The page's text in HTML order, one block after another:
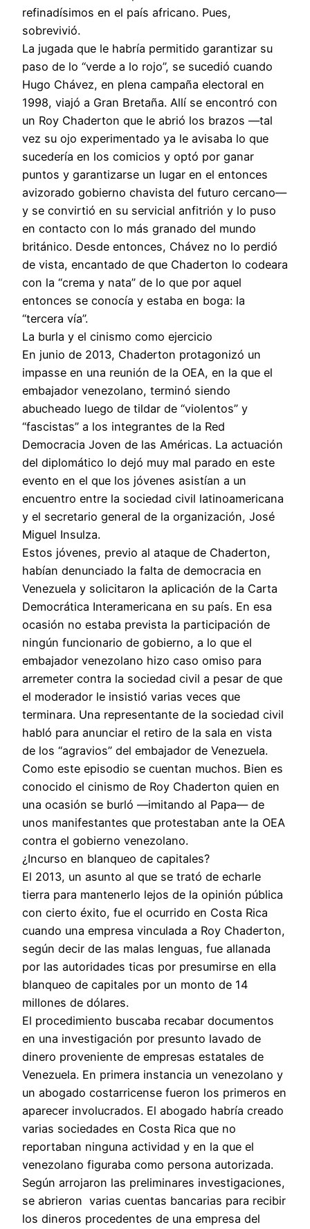
refinadísimos en el país africano. Pues,
sobrevivió.
La jugada que le habría permitido garantizar su
paso de lo “verde a lo rojo”, se sucedió cuando
Hugo Chávez, en plena campaña electoral en
1998, viajó a Gran Bretaña. Allí se encontró con
un Roy Chaderton que le abrió los brazos —tal
vez su ojo experimentado ya le avisaba lo que
sucedería en los comicios y optó por ganar
puntos y garantizarse un lugar en el entonces
avizorado gobierno chavista del futuro cercano—
y se convirtió en su servicial anfitrión y lo puso
en contacto con lo más granado del mundo
británico. Desde entonces, Chávez no lo perdió
de vista, encantado de que Chaderton lo codeara
con la “crema y nata” de lo que por aquel
entonces se conocía y estaba en boga: la
“tercera vía”.
La burla y el cinismo como ejercicio
En junio de 2013, Chaderton protagonizó un
impasse en una reunión de la OEA, en la que el
embajador venezolano, terminó siendo
abucheado luego de tildar de “violentos” y
“fascistas” a los integrantes de la Red
Democracia Joven de las Américas. La actuación
del diplomático lo dejó muy mal parado en este
evento en el que los jóvenes asistían a un
encuentro entre la sociedad civil latinoamericana
y el secretario general de la organización, José
Miguel Insulza.
Estos jóvenes, previo al ataque de Chaderton,
habían denunciado la falta de democracia en
Venezuela y solicitaron la aplicación de la Carta
Democrática Interamericana en su país. En esa
ocasión no estaba prevista la participación de
ningún funcionario de gobierno, a lo que el
embajador venezolano hizo caso omiso para
arremeter contra la sociedad civil a pesar de que
el moderador le insistió varias veces que
terminara. Una representante de la sociedad civil
habló para anunciar el retiro de la sala en vista
de los “agravios” del embajador de Venezuela.
Como este episodio se cuentan muchos. Bien es
conocido el cinismo de Roy Chaderton quien en
una ocasión se burló —imitando al Papa— de
unos manifestantes que protestaban ante la OEA
contra el gobierno venezolano.
¿Incurso en blanqueo de capitales?
El 2013, un asunto al que se trató de echarle
tierra para mantenerlo lejos de la opinión pública
con cierto éxito, fue el ocurrido en Costa Rica
cuando una empresa vinculada a Roy Chaderton,
según decir de las malas lenguas, fue allanada
por las autoridades ticas por presumirse en ella
blanqueo de capitales por un monto de 14
millones de dólares.
El procedimiento buscaba recabar documentos
en una investigación por presunto lavado de
dinero proveniente de empresas estatales de
Venezuela. En primera instancia un venezolano y
un abogado costarricense fueron los primeros en
aparecer involucrados. El abogado habría creado
varias sociedades en Costa Rica que no
reportaban ninguna actividad y en la que el
venezolano figuraba como persona autorizada.
Según arrojaron las preliminares investigaciones,
se abrieron varias cuentas bancarias para recibir
los dineros procedentes de una empresa del